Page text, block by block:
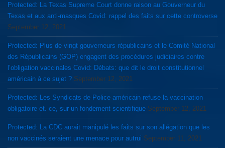
Protected: La Texas Supreme Court donne raison au Gouverneur du
Texas et aux anti-masques Covid: rappel des faits sur cette controverse
September 12, 2021
Protected: Plus de vingt gouverneurs républicains et le Comité National
des Républicains (GOP) engagent des procédures judiciaires contre
l’obligation vaccinales Covid: Débats: que dit le droit constitutionnel
américain à ce sujet ? September 12, 2021
Protected: Les Syndicats de Police américain refuse la vaccination
obligatoire et. ce, sur un fondement scientifique September 12, 2021
Protected: La CDC aurait manipulé les faits sur son allégation que les
non vaccinés seraient une menace pour autrui September 11, 2021